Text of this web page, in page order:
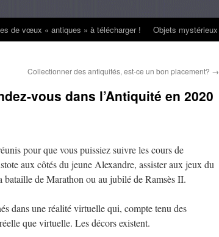
de vœux « antiques » à télécharger ! Objets mystérieux
Collectionner des antiquités, est-ce un bon placement? →
vous dans l’Antiquité en 2020
pour que vous puissiez suivre les cours de
aux côtés du jeune Alexandre, assister aux jeux du
bataille de Marathon ou au jubilé de Ramsès II.
dans une réalité virtuelle qui, compte tenu des
que virtuelle. Les décors existent.